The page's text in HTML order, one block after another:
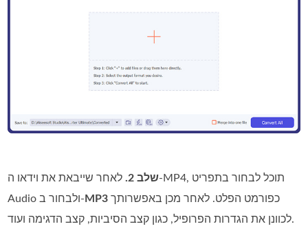
שלב 2.
לאחר שייבאת את וידאו ה‑MP4, תוכל לבחור בתפריט
Audio ולבחור ב‑ MP3 כפורמט הפלט. לאחר מכן באפשרותך
לכוונן את הגדרות הפרופיל, כגון קצב הסיביות, קצב הדגימה ועוד.